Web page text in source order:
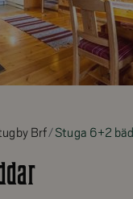
Brf Stuga 6+2